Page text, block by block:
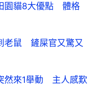
園貓8大優點 體格
老鼠 鏟屎官又驚又
然來1舉動 主人感歎